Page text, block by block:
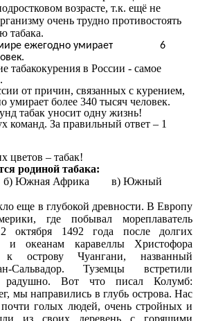
возрасте, т.к. ещё не
очень трудно противостоять
табака.
мире ежегодно умирает 6
табакокурения в России - самое
от причин, связанных с курением,
умирает более 340 тысяч человек.
табак уносит одну жизнь!
команд. За правильный ответ – 1
цветов – табак!
родиной табака:
б) Южная Африка в) Южный
еще в глубокой древности. В Европу
где побывал мореплаватель
октября 1492 года после долгих
океанам каравеллы Христофора
острову Чуангани, названный
Сальвадор. Туземцы встретили
радушно. Вот что писал Колумб:
мы направились в глубь острова. Нас
почти голых людей, очень стройных и